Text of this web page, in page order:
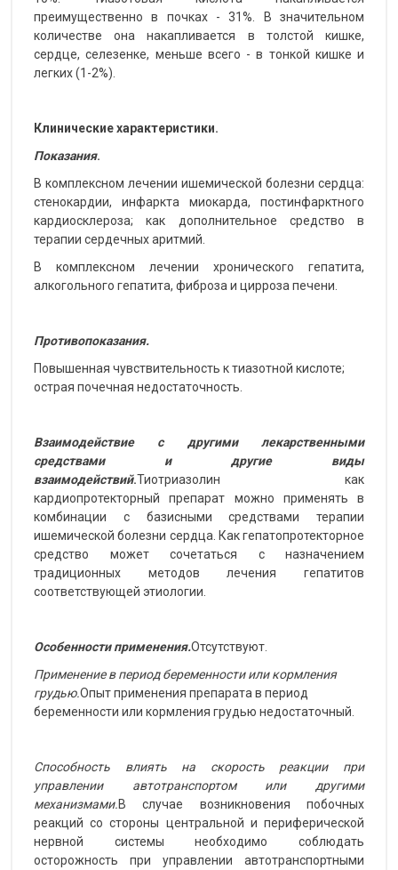
преимущественно в почках - 31%. В значительном
количестве она накапливается в толстой кишке,
сердце, селезенке, меньше всего - в тонкой кишке и
легких (1-2%).
Клинические характеристики.
Показания.
В комплексном лечении ишемической болезни сердца:
стенокардии, инфаркта миокарда, постинфарктного
кардиосклероза; как дополнительное средство в
терапии сердечных аритмий.
В комплексном лечении хронического гепатита,
алкогольного гепатита, фиброза и цирроза печени.
Противопоказания.
Повышенная чувствительность к тиазотной кислоте;
острая почечная недостаточность.
Взаимодействие с другими лекарственными
средствами и другие виды
взаимодействий.Тиотриазолин как
кардиопротекторный препарат можно применять в
комбинации с базисными средствами терапии
ишемической болезни сердца. Как гепатопротекторное
средство может сочетаться с назначением
традиционных методов лечения гепатитов
соответствующей этиологии.
Особенности применения.Отсутствуют.
Применение в период беременности или кормления
грудью.Опыт применения препарата в период
беременности или кормления грудью недостаточный.
Способность влиять на скорость реакции при
управлении автотранспортом или другими
механизмами.В случае возникновения побочных
реакций со стороны центральной и периферической
нервной системы необходимо соблюдать
осторожность при управлении автотранспортными